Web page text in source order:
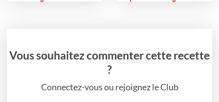
Vous souhaitez commenter cette recette
?
Connectez-vous ou rejoignez le Club